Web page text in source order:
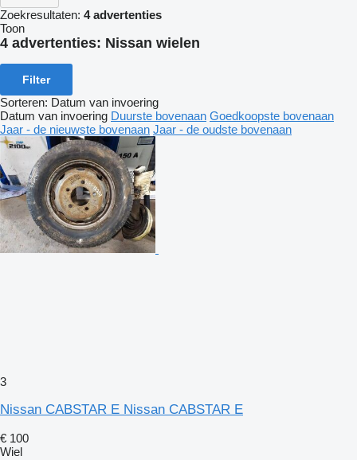
Zoekresultaten: 4 advertenties
Toon
4 advertenties: Nissan wielen
Filter
Sorteren: Datum van invoering
Datum van invoering Duurste bovenaan Goedkoopste bovenaan
Jaar - de nieuwste bovenaan Jaar - de oudste bovenaan
3
Nissan CABSTAR E Nissan CABSTAR E
€ 100
Wiel